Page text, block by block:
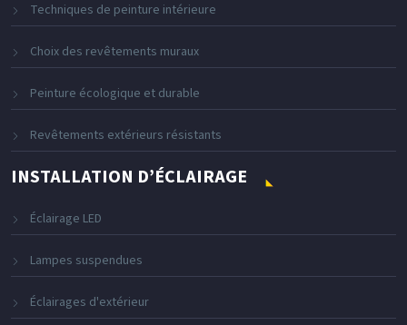
Techniques de peinture intérieure
Choix des revêtements muraux
Peinture écologique et durable
Revêtements extérieurs résistants
INSTALLATION D’ÉCLAIRAGE
Éclairage LED
Lampes suspendues
Éclairages d'extérieur